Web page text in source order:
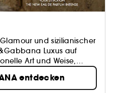
und sizilianischer
Luxus auf
Art und Weise,
mediterranen Flair
überträgt den
in sinnliche
entdecken